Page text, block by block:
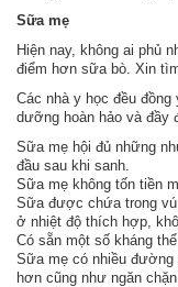
Sữa mẹ
Hiện nay, không ai phủ
điểm hơn sữa bò. Xin
Các nhà y học đều
dưỡng hoàn hảo và đầy
Sữa mẹ hội đủ những
đầu sau khi sanh.
Sữa mẹ không tốn tiền
Sữa được chứa trong
ở nhiệt độ thích hợp,
Có sẵn một số kháng
Sữa mẹ có nhiều đường
hơn cũng như ngăn